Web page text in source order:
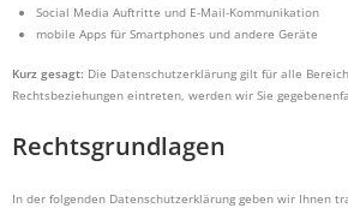
Social Media Auftritte und E-Mail-Kommunikation
mobile Apps für Smartphones und andere Geräte
Kurz gesagt: Die Datenschutzerklärung gilt für alle
Rechtsbeziehungen eintreten, werden wir Sie
Rechtsgrundlagen
In der folgenden Datenschutzerklärung geben wir Ihnen